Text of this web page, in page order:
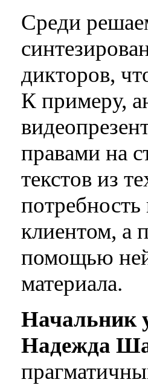
Среди
дикторов,
К примеру,
правами на
текстов из
потребность
клиентом, а
помощью
материала.
Начальник
Надежда